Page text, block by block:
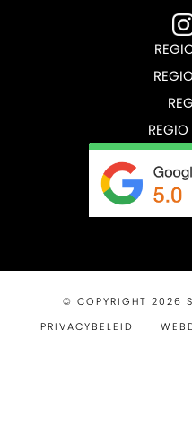
© COPYRIGHT 2026
PRIVACYBELEID